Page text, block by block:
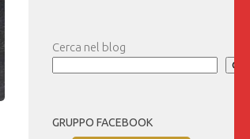
Cerca nel blog
GRUPPO FACEBOOK